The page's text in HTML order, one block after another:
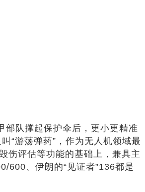
部队撑起保护伞后，更小更精准
“游荡弹药”，作为无人机领域最
伤评估等功能的基础上，兼具主
600、伊朗的“见证者”136都是